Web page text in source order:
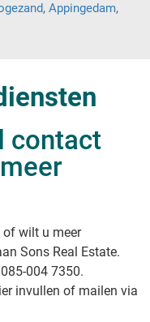
, Appingedam,
contact
of wilt u meer
Sons Real Estate.
004 7350.
invullen of mailen via